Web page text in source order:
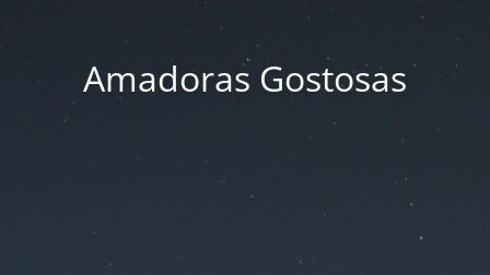
Amadoras Gostosas